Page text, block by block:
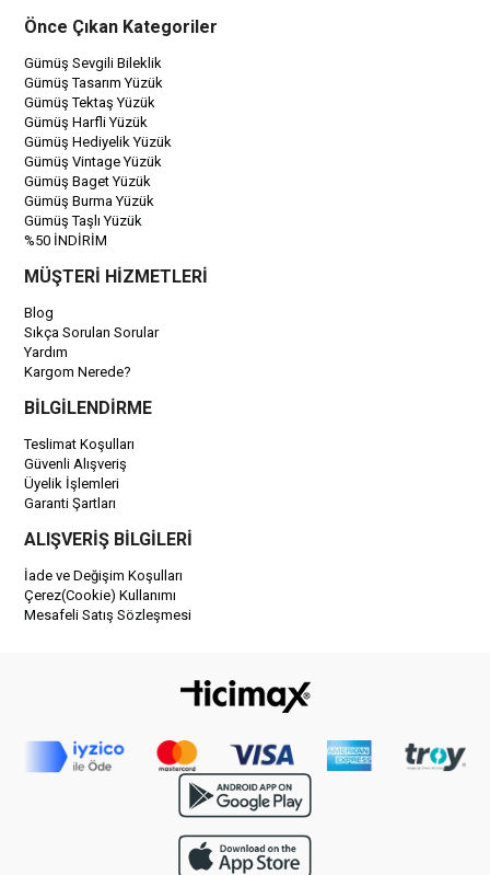
Önce Çıkan Kategoriler
Gümüş Sevgili Bileklik
Gümüş Tasarım Yüzük
Gümüş Tektaş Yüzük
Gümüş Harfli Yüzük
Gümüş Hediyelik Yüzük
Gümüş Vintage Yüzük
Gümüş Baget Yüzük
Gümüş Burma Yüzük
Gümüş Taşlı Yüzük
%50 İNDİRİM
MÜŞTERİ HİZMETLERİ
Blog
Sıkça Sorulan Sorular
Yardım
Kargom Nerede?
BİLGİLENDİRME
Teslimat Koşulları
Güvenli Alışveriş
Üyelik İşlemleri
Garanti Şartları
ALIŞVERİŞ BİLGİLERİ
İade ve Değişim Koşulları
Çerez(Cookie) Kullanımı
Mesafeli Satış Sözleşmesi